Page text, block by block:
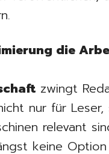
die
zwingt
nur für Leser,
relevant
keine Option